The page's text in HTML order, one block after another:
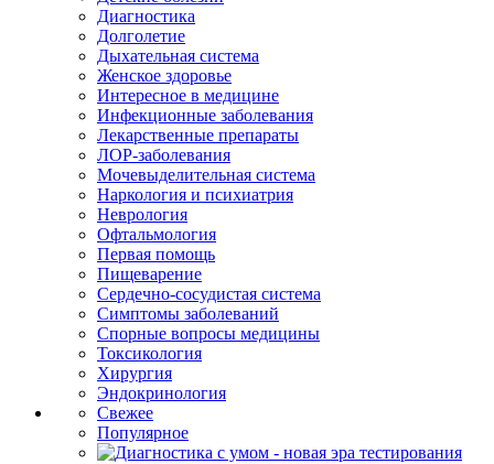
Диагностика
Долголетие
Дыхательная система
Женское здоровье
Интересное в медицине
Инфекционные заболевания
Лекарственные препараты
ЛОР-заболевания
Мочевыделительная система
Наркология и психиатрия
Неврология
Офтальмология
Первая помощь
Пищеварение
Сердечно-сосудистая система
Симптомы заболеваний
Спорные вопросы медицины
Токсикология
Хирургия
Эндокринология
Свежее
Популярное